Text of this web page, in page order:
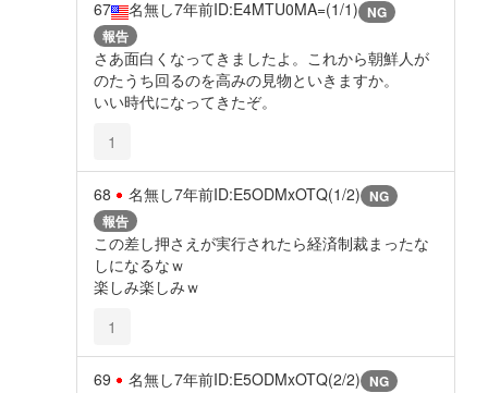
67 名無し7年前ID:E4MTU0MA=(1/1) NG
報告
さあ面白くなってきましたよ。これから朝鮮人が
のたうち回るのを高みの見物といきますか。
いい時代になってきたぞ。
1
68 名無し7年前ID:E5ODMxOTQ(1/2) NG
報告
この差し押さえが実行されたら経済制裁まったな
しになるなｗ
楽しみ楽しみｗ
1
69 名無し7年前ID:E5ODMxOTQ(2/2) NG